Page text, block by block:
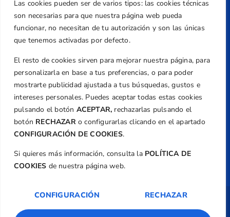
Las cookies pueden ser de varios tipos: las cookies técnicas
son necesarias para que nuestra página web pueda
funcionar, no necesitan de tu autorización y son las únicas
que tenemos activadas por defecto.
El resto de cookies sirven para mejorar nuestra página, para
personalizarla en base a tus preferencias, o para poder
mostrarte publicidad ajustada a tus búsquedas, gustos e
intereses personales. Puedes aceptar todas estas cookies
pulsando el botón ACEPTAR, rechazarlas pulsando el
botón RECHAZARo configurarlas clicando en el apartado
CONFIGURACIÓN DE COOKIES.
Si quieres más información, consulta la POLÍTICA DE
COOKIES de nuestra página web.
CONFIGURACIÓN RECHAZAR
+34 961 367 799
Email
federacion@golfcv.com
Aviso Legal
Política de Privacidad
Transparencia
Normativa
Federación
TecnoQuatre